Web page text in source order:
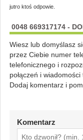
jutro ktoś odpowie.
0048 669317174 -
Wiesz lub domyślasz
przez Ciebie numer
telefonicznego i
połączeń i
Dodaj komentarz i
Komentarz